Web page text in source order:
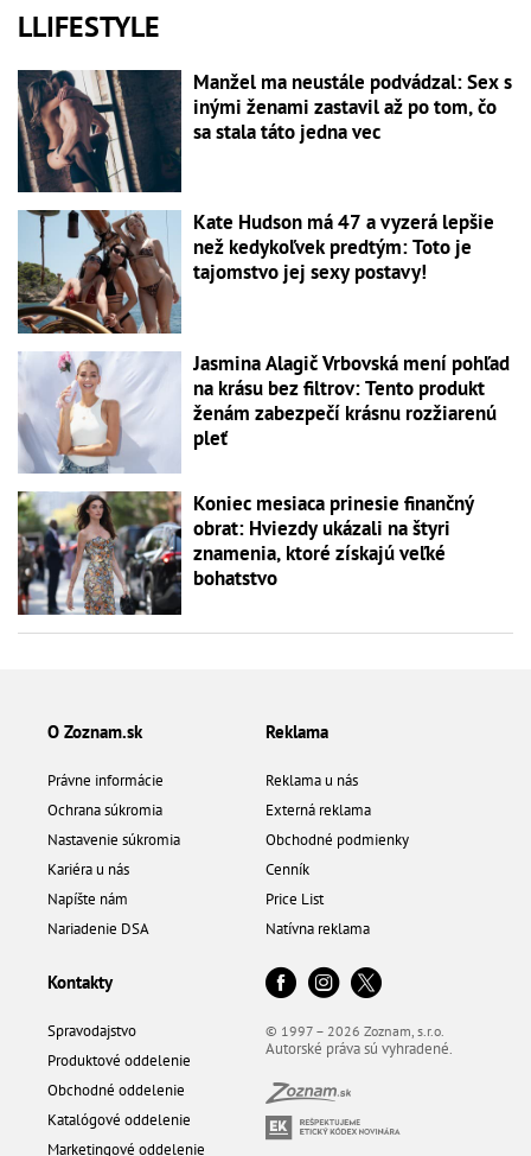
LLIFESTYLE
Manžel ma neustále podvádzal: Sex s
inými ženami zastavil až po tom, čo
sa stala táto jedna vec
Kate Hudson má 47 a vyzerá lepšie
než kedykoľvek predtým: Toto je
tajomstvo jej sexy postavy!
Jasmina Alagič Vrbovská mení pohľad
na krásu bez filtrov: Tento produkt
ženám zabezpečí krásnu rozžiarenú
pleť
Koniec mesiaca prinesie finančný
obrat: Hviezdy ukázali na štyri
znamenia, ktoré získajú veľké
bohatstvo
O Zoznam.sk
Právne informácie
Ochrana súkromia
Nastavenie súkromia
Kariéra u nás
Napíšte nám
Nariadenie DSA
Reklama
Reklama u nás
Externá reklama
Obchodné podmienky
Cenník
Price List
Natívna reklama
Kontakty
Spravodajstvo
Produktové oddelenie
Obchodné oddelenie
Katalógové oddelenie
Marketingové oddelenie
© 1997 – 2026 Zoznam, s.r.o.
Autorské práva sú vyhradené.